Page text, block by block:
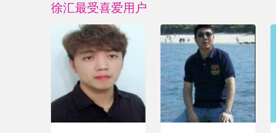
徐汇最受喜爱用户